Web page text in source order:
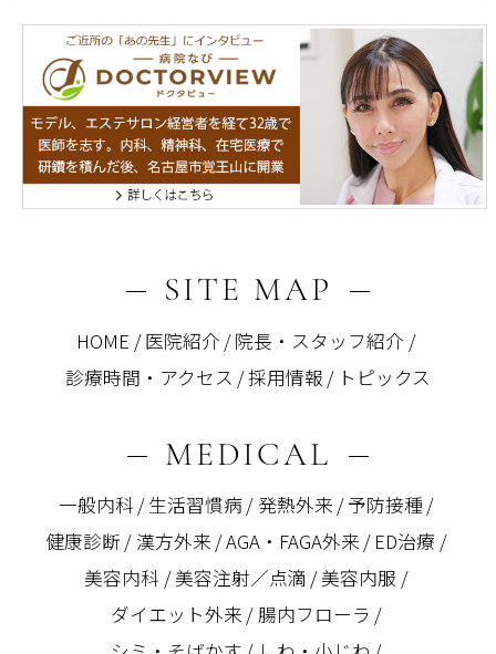
SITE MAP
HOME 医院紹介
院長・スタッフ紹介
診療時間・アクセス
採用情報 トピックス
MEDICAL
一般内科 生活習慣病 発熱外来
予防接種
健康診断
漢方外来 AGA・FAGA外来
ED治療
美容内科
美容注射／点滴
美容内服
ダイエット外来
腸内フローラ